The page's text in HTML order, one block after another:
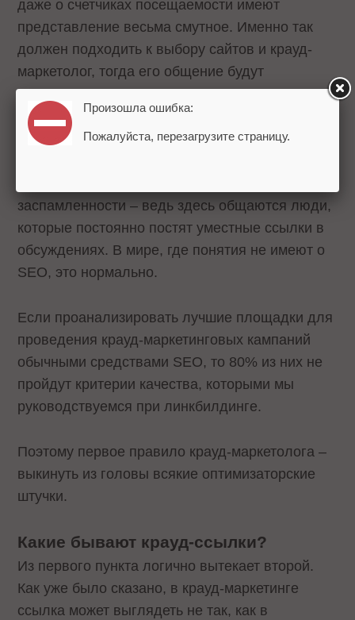
даже о счетчиках посещаемости имеют
представление весьма смутное. Именно так
должен подходить к выбору сайтов и крауд-
маркетолог, тогда его общение будут
естественным и вызовет доверие не только у
аудитории, но и у службы модерации портала.
заспамленности – ведь здесь общаются люди,
которые постоянно постят уместные ссылки в
обсуждениях. В мире, где понятия не имеют о
SEO, это нормально.
Если проанализировать лучшие площадки для
проведения крауд-маркетинговых кампаний
обычными средствами SEO, то 80% из них не
пройдут критерии качества, которыми мы
руководствуемся при линкбилдинге.
Поэтому первое правило крауд-маркетолога –
выкинуть из головы всякие оптимизаторские
штучки.
Какие бывают крауд-ссылки?
Из первого пункта логично вытекает второй.
Как уже было сказано, в крауд-маркетинге
ссылка может выглядеть не так, как в
Произошла ошибка:
Пожалуйста, перезагрузите страницу.